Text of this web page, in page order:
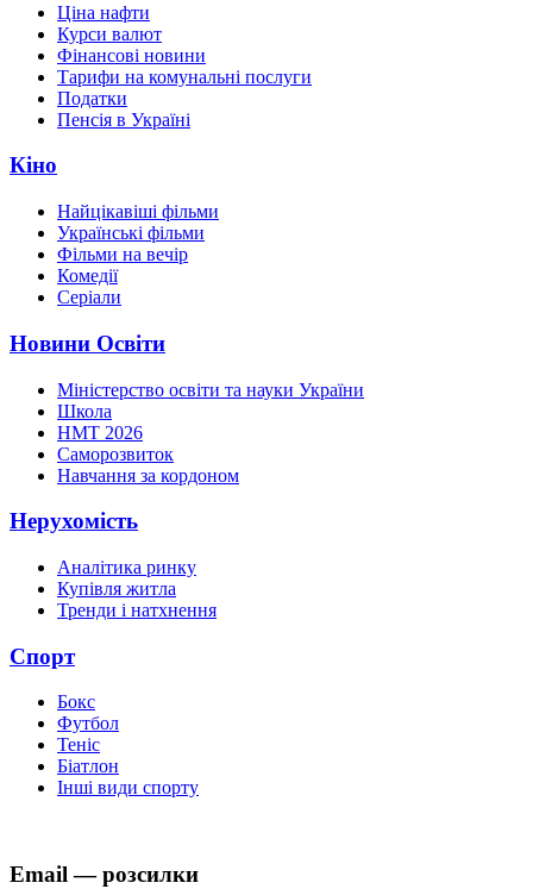
Ціна нафти
Курси валют
Фінансові новини
Тарифи на комунальні послуги
Податки
Пенсія в Україні
Кіно
Найцікавіші фільми
Українські фільми
Фільми на вечір
Комедії
Серіали
Новини Освіти
Міністерство освіти та науки України
Школа
НМТ 2026
Саморозвиток
Навчання за кордоном
Нерухомість
Аналітика ринку
Купівля житла
Тренди і натхнення
Спорт
Бокс
Футбол
Теніс
Біатлон
Інші види спорту
Email — розсилки